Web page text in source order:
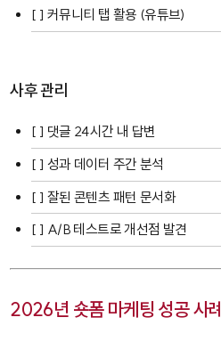
[ ] 커뮤니티 탭 활용 (유튜브)
사후 관리
[ ] 댓글 24시간 내 답변
[ ] 성과 데이터 주간 분석
[ ] 잘된 콘텐츠 패턴 문서화
[ ] A/B 테스트로 개선점 발견
2026년 숏폼 마케팅 성공 사례